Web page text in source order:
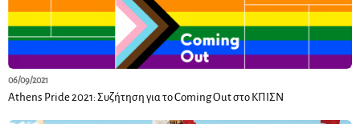
06/09/2021
Athens Pride 2021: Συζήτηση για το Coming Out στο ΚΠΙΣΝ